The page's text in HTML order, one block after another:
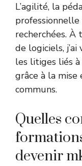
L’agilité, la
recherchées. À
de logiciels,
les litiges liés
grâce à la
communs.
Quelles
devenir